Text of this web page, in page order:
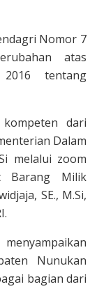
Nomor 7
atas
tentang
dari
Dalam
melalui zoom
Barang Milik
SE., M.Si,
Nunukan
bagian dari